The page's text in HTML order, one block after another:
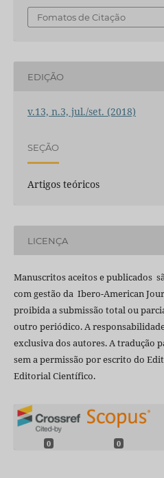
Fomatos de Citação
EDIÇÃO
v.13, n.3, jul./set. (2018)
SEÇÃO
Artigos teóricos
LICENÇA
Manuscritos aceitos e publicados
com gestão da Ibero-American
proibida a submissão total ou
outro periódico. A
exclusiva dos autores. A tradução
sem a permissão por escrito do
Editorial Científico.
0 0